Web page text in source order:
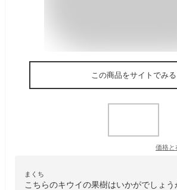
この商品をサイトでみる
価格と
まくち
こちらのキウイの果樹はいかがでしょ